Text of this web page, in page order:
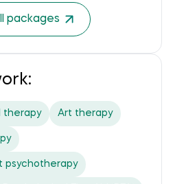
packages
therapy Art therapy
psychotherapy